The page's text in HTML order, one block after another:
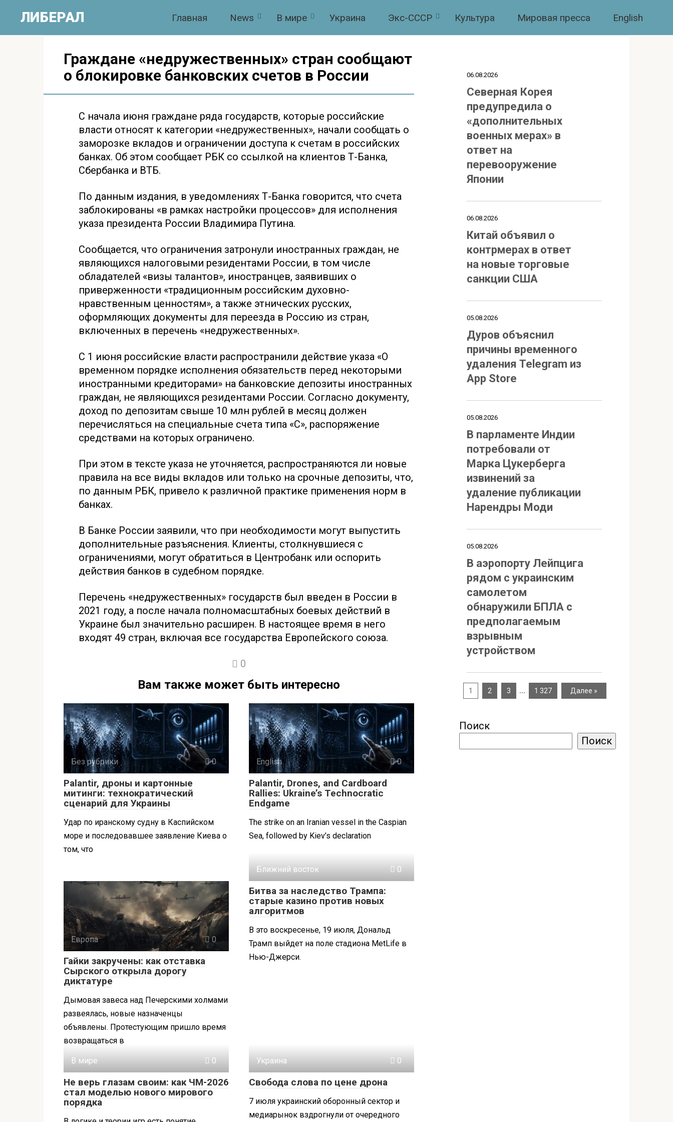
контенту
ЛИБЕРАЛ Главная News В мире Украина Экс-СССР Культура Мировая пресса English
Граждане «недружественных» стран сообщают
о блокировке банковских счетов в России
С начала июня граждане ряда государств, которые российские
власти относят к категории «недружественных», начали сообщать о
заморозке вкладов и ограничении доступа к счетам в российских
банках. Об этом сообщает РБК со ссылкой на клиентов Т-Банка,
Сбербанка и ВТБ.
По данным издания, в уведомлениях Т-Банка говорится, что счета
заблокированы «в рамках настройки процессов» для исполнения
указа президента России Владимира Путина.
Сообщается, что ограничения затронули иностранных граждан, не
являющихся налоговыми резидентами России, в том числе
обладателей «визы талантов», иностранцев, заявивших о
приверженности «традиционным российским духовно-
нравственным ценностям», а также этнических русских,
оформляющих документы для переезда в Россию из стран,
включенных в перечень «недружественных».
С 1 июня российские власти распространили действие указа «О
временном порядке исполнения обязательств перед некоторыми
иностранными кредиторами» на банковские депозиты иностранных
граждан, не являющихся резидентами России. Согласно документу,
доход по депозитам свыше 10 млн рублей в месяц должен
перечисляться на специальные счета типа «С», распоряжение
средствами на которых ограничено.
При этом в тексте указа не уточняется, распространяются ли новые
правила на все виды вкладов или только на срочные депозиты, что,
по данным РБК, привело к различной практике применения норм в
банках.
В Банке России заявили, что при необходимости могут выпустить
дополнительные разъяснения. Клиенты, столкнувшиеся с
ограничениями, могут обратиться в Центробанк или оспорить
действия банков в судебном порядке.
Перечень «недружественных» государств был введен в России в
2021 году, а после начала полномасштабных боевых действий в
Украине был значительно расширен. В настоящее время в него
входят 49 стран, включая все государства Европейского союза.
0
Вам также может быть интересно
Без рубрики 0
Palantir, дроны и картонные
митинги: технократический
сценарий для Украины
Удар по иранскому судну в Каспийском
море и последовавшее заявление Киева о
том, что
English 0
Palantir, Drones, and Cardboard
Rallies: Ukraine’s Technocratic
Endgame
The strike on an Iranian vessel in the Caspian
Sea, followed by Kiev’s declaration
Европа 0
Гайки закручены: как отставка
Сырского открыла дорогу
диктатуре
Дымовая завеса над Печерскими холмами
развеялась, новые назначенцы
объявлены. Протестующим пришло время
возвращаться в
Ближний восток 0
Битва за наследство Трампа:
старые казино против новых
алгоритмов
В это воскресенье, 19 июля, Дональд
Трамп выйдет на поле стадиона MetLife в
Нью-Джерси.
В мире 0
Не верь глазам своим: как ЧМ-2026
стал моделью нового мирового
порядка
Украина 0
Свобода слова по цене дрона
7 июля украинский оборонный сектор и
медиарынок вздрогнули от очередного
06.08.2026
Северная Корея
предупредила о
«дополнительных
военных мерах» в
ответ на
перевооружение
Японии
06.08.2026
Китай объявил о
контрмерах в ответ
на новые торговые
санкции США
05.08.2026
Дуров объяснил
причины временного
удаления Telegram из
App Store
05.08.2026
В парламенте Индии
потребовали от
Марка Цукерберга
извинений за
удаление публикации
Нарендры Моди
05.08.2026
В аэропорту Лейпцига
рядом с украинским
самолетом
обнаружили БПЛА с
предполагаемым
взрывным
устройством
1 2 3 … 1 327 Далее »
Поиск
Поиск